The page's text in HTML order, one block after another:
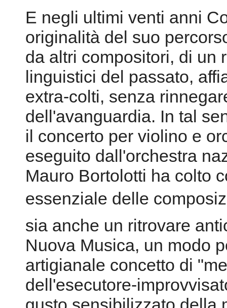
E negli ultimi venti anni
originalità del suo
da altri compositori, di un
linguistici del passato,
extra-colti, senza
dell'avanguardia. In tal
il concerto per violino e
eseguito dall'orchestra
Mauro Bortolotti ha colto
essenziale delle
sia anche un ritrovare
Nuova Musica, un modo
artigianale concetto di
dell'esecutore-